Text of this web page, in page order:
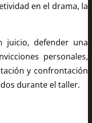
en el drama, la
juicio, defender una
personales,
y confrontación
durante el taller.